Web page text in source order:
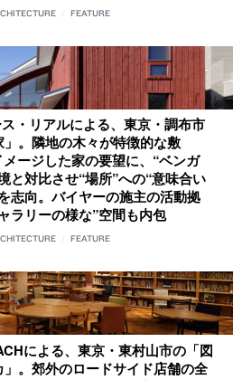
FEATURE
・リアルによる、東京・調布市
。隣地の木々が特徴的な敷
ージした家の要望に、“ベンガ
と対比させ“場所”への“意味合い
志向。バイヤーの施主の活動拠
ラリーの様な”空間も内包
FEATURE
による、東京・東村山市の「図
。郊外のロードサイド店舗の全